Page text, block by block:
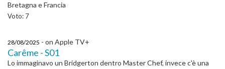
Bretagna e Francia
Voto: 7
28/08/2025 - on Apple TV+
Carême - S01
Lo immaginavo un Bridgerton dentro Master Chef, invece c'è una